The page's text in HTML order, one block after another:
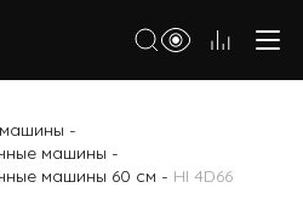
-
машины -
машины 60 см - HI 4D66